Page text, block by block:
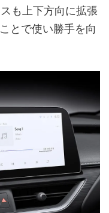
も上下方向に拡張
とで使い勝手を向